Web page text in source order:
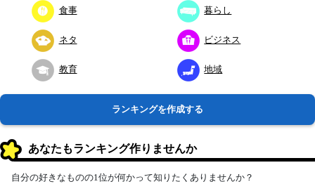
食事 暮らし
ネタ ビジネス
教育 地域
ランキングを作成する
あなたもランキング作りませんか
自分の好きなものの1位が何かって知りたくありませんか？